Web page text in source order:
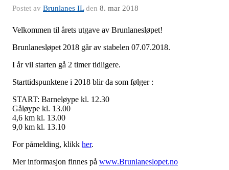
Postet av Brunlanes ILden 8. mar 2018
Velkommen til årets utgave av Brunlanesløpet!
Brunlanesløpet 2018 går av stabelen 07.07.2018.
I år vil starten gå 2 timer tidligere.
Starttidspunktene i 2018 blir da som følger :
START: Barneløype kl. 12.30
Gåløype kl. 13.00
4,6 km kl. 13.00
9,0 km kl. 13.10
For påmelding, klikk her.
Mer informasjon finnes på www.Brunlaneslopet.no